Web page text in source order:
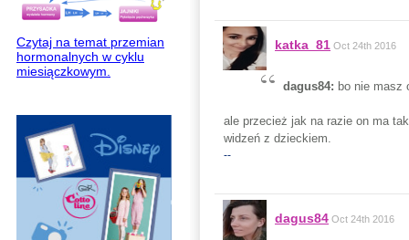
Czytaj na temat przemian
hormonalnych w cyklu
miesiączkowym.
katka_81 Oct 24th 2016
dagus84: bo nie masz
ale przecież jak na razie on ma
widzeń z dzieckiem.
--
dagus84 Oct 24th 2016